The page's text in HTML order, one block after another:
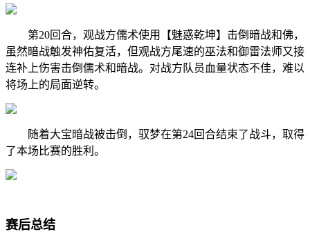
第20回合，观战方儒术使用【魅惑乾坤】击倒暗战和佛，
虽然暗战触发神佑复活，但观战方尾速的巫法和御雷法师又接
连补上伤害击倒儒术和暗战。对战方队员血量状态不佳，难以
将场上的局面逆转。
随着大宝暗战被击倒，驭梦在第24回合结束了战斗，取得
了本场比赛的胜利。
赛后总结